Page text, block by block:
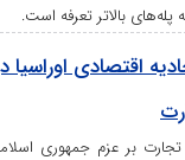
است.
در
اسلامی